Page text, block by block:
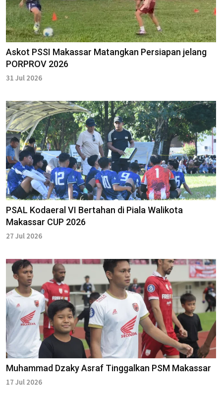
Askot PSSI Makassar Matangkan Persiapan jelang
PORPROV 2026
31 Jul 2026
PSAL Kodaeral VI Bertahan di Piala Walikota
Makassar CUP 2026
27 Jul 2026
Muhammad Dzaky Asraf Tinggalkan PSM Makassar
17 Jul 2026